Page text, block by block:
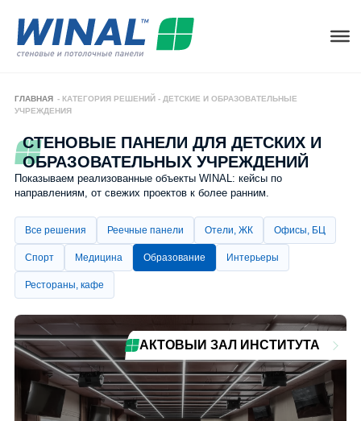
ГЛАВНАЯ - КАТЕГОРИЯ РЕШЕНИЙ- ДЕТСКИЕ И ОБРАЗОВАТЕЛЬНЫЕ
УЧРЕЖДЕНИЯ
СТЕНОВЫЕ ПАНЕЛИ ДЛЯ ДЕТСКИХ И
ОБРАЗОВАТЕЛЬНЫХ УЧРЕЖДЕНИЙ
Показываем реализованные объекты WINAL: кейсы по
направлениям, от свежих проектов к более ранним.
Все решения Реечные панели Отели, ЖК Офисы, БЦ
Спорт Медицина Образование Интерьеры
Рестораны, кафе
АКТОВЫЙ ЗАЛ ИНСТИТУТА